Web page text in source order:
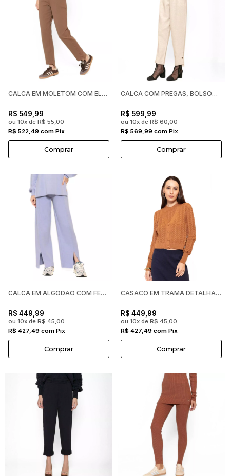
CALCA EM MOLETOM COM ELASTICO NA CINTURA E BARRA ASSIMETRICA
R$ 549,99
ou 10x de R$ 55,00
R$ 522,49 com Pix
Comprar
CALCA COM PREGAS, BOLSOS FACA E BOTOES NA BARRA ABENCAO FEMI
R$ 599,99
ou 10x de R$ 60,00
R$ 569,99 com Pix
Comprar
CALCA EM ALGODAO COM FENDA E CORDAO AJUSTAVEL ABENCAO FEMINI
R$ 449,99
ou 10x de R$ 45,00
R$ 427,49 com Pix
Comprar
CASACO EM TRAMA DETALHADA COM BOTOES FORRADOS ABENCAO FEMINI
R$ 449,99
ou 10x de R$ 45,00
R$ 427,49 com Pix
Comprar